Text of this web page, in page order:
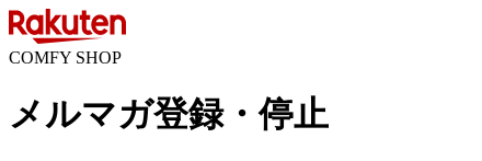
COMFY SHOP
メルマガ登録・停止